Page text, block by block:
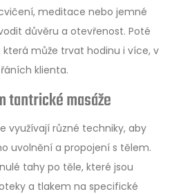
meditace nebo jemné
důvěru a otevřenost. Poté
může trvat hodinu i více, v
klienta.
tantrické masáže
využívají různé techniky, aby
uvolnění a propojení s tělem.
tahy po těle, které jsou
a tlakem na specifické